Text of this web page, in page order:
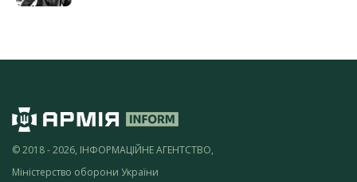
© 2018 - 2026, ІНФОРМАЦІЙНЕ АГЕНТСТВО,
Міністерство оборони України